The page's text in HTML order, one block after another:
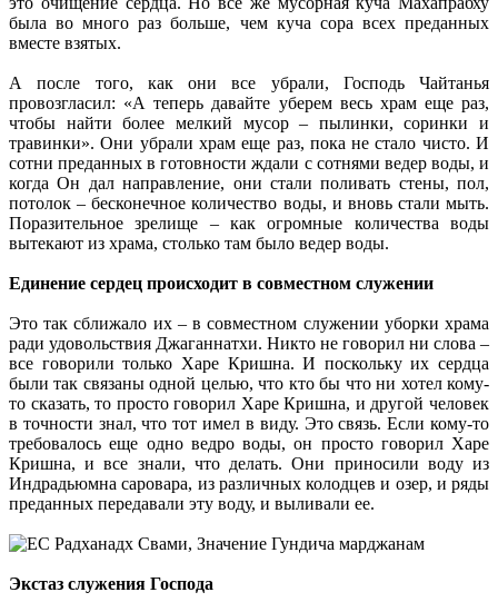
была во много раз больше, чем куча сора всех преданных
вместе взятых.
А после того, как они все убрали, Господь Чайтанья
провозгласил: «А теперь давайте уберем весь храм еще раз,
чтобы найти более мелкий мусор – пылинки, соринки и
травинки». Они убрали храм еще раз, пока не стало чисто. И
сотни преданных в готовности ждали с сотнями ведер воды, и
когда Он дал направление, они стали поливать стены, пол,
потолок – бесконечное количество воды, и вновь стали мыть.
Поразительное зрелище – как огромные количества воды
вытекают из храма, столько там было ведер воды.
Единение сердец происходит в совместном служении
Это так сближало их – в совместном служении уборки храма
ради удовольствия Джаганнатхи. Никто не говорил ни слова –
все говорили только Харе Кришна. И поскольку их сердца
были так связаны одной целью, что кто бы что ни хотел кому-
то сказать, то просто говорил Харе Кришна, и другой человек
в точности знал, что тот имел в виду. Это связь. Если кому-то
требовалось еще одно ведро воды, он просто говорил Харе
Кришна, и все знали, что делать. Они приносили воду из
Индрадьюмна саровара, из различных колодцев и озер, и ряды
преданных передавали эту воду, и выливали ее.
Экстаз служения Господа